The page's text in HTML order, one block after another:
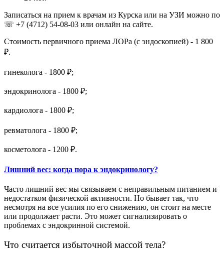
Записаться на прием к врачам из Курска или на УЗИ можно по
☏ +7 (4712) 54-08-03 или онлайн на сайте.
Стоимость первичного приема ЛОРа (с эндоскопией) - 1 800
₽.
гинеколога - 1800 ₽;
эндокринолога - 1800 ₽;
кардиолога - 1800 ₽;
ревматолога - 1800 ₽;
косметолога - 1200 ₽.
Лишний вес: когда пора к эндокринологу?
Часто лишний вес мы связываем с неправильным питанием и
недостатком физической активности. Но бывает так, что
несмотря на все усилия по его снижению, он стоит на месте
или продолжает расти. Это может сигнализировать о
проблемах с эндокринной системой.
Что считается избыточной массой тела?